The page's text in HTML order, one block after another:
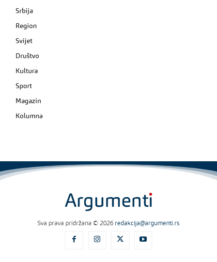
Srbija
Region
Svijet
Društvo
Kultura
Sport
Magazin
Kolumna
Sva prava pridržana © 2026 redakcija@argumenti.rs